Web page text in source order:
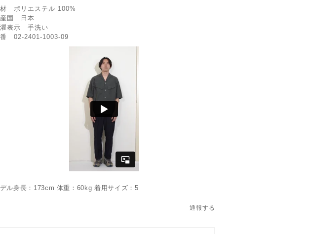
ポリエステル 100%
国 日本
表示 手洗い
02-2401-1003-09
ル身長：173cm 体重：60kg 着用サイズ：5
通報する